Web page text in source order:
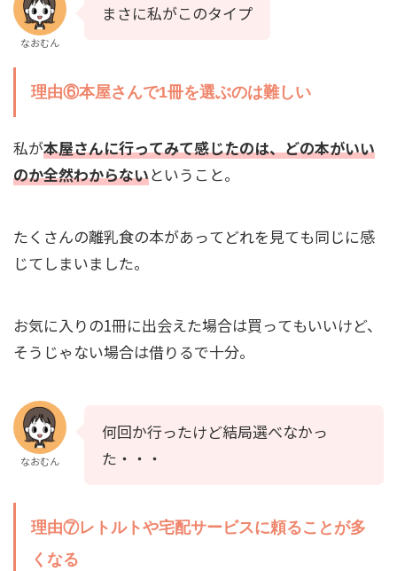
なおむん
まさに私がこのタイプ
理由⑥本屋さんで1冊を選ぶのは難しい
私が本屋さんに行ってみて感じたのは、どの本がいい
のか全然わからないということ。
たくさんの離乳食の本があってどれを見ても同じに感
じてしまいました。
お気に入りの1冊に出会えた場合は買ってもいいけど、
そうじゃない場合は借りるで十分。
なおむん
何回か行ったけど結局選べなかっ
た・・・
理由⑦レトルトや宅配サービスに頼ることが多
くなる